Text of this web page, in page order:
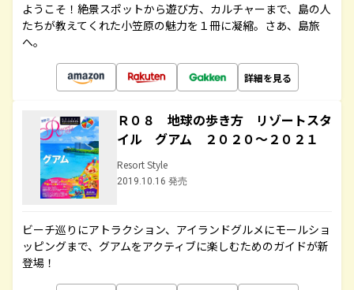
ようこそ！絶景スポットから遊び方、カルチャーまで、島の人
たちが教えてくれた小笠原の魅力を１冊に凝縮。さあ、島旅
へ。
詳細を見る
Ｒ０８ 地球の歩き方 リゾートスタ
イル グアム ２０２０～２０２１
Resort Style
2019.10.16 発売
ビーチ巡りにアトラクション、アイランドグルメにモールショ
ッピングまで、グアムをアクティブに楽しむためのガイドが新
登場！